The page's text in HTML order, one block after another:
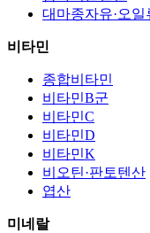
대마종자유·오일
비타민
종합비타민
비타민B군
비타민C
비타민D
비타민K
비오틴·판토텐산
엽산
미네랄